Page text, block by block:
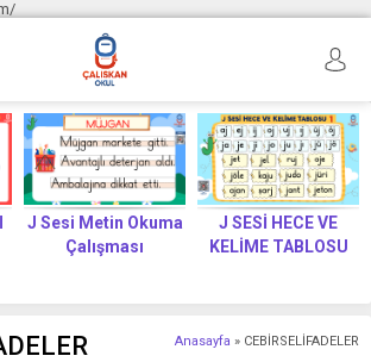
J Sesi Metin Okuma
Çalışması
J SESİ HECE VE
KELİME TABLOSU
Anasayfa » CEBİRSELİFADELER